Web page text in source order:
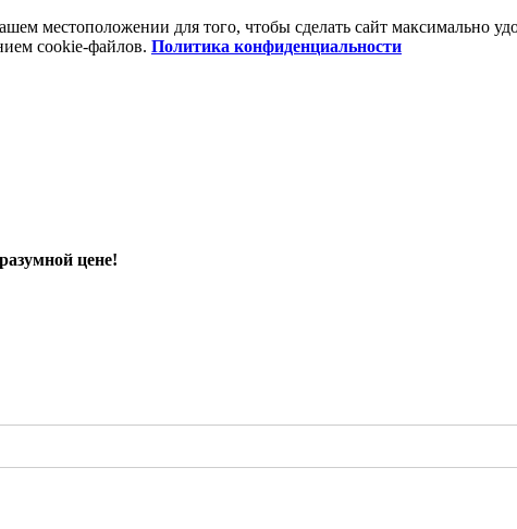
местоположении для того, чтобы сделать сайт максимально
cookie-файлов. Политика конфиденциальности
цене!